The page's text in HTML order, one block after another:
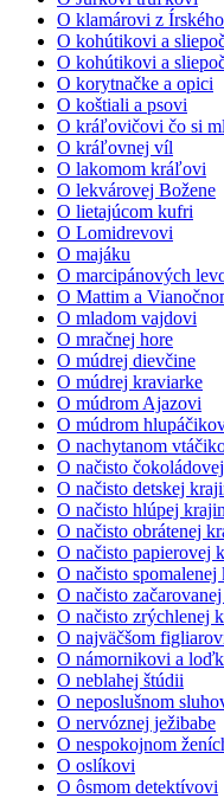
O klamárovi z
O kohútikovi a
O kohútikovi a
O korytnačke a opici
O koštiali a psovi
O kráľovičovi čo si
O kráľovnej víl
O lakomom kráľovi
O lekvárovej Božene
O lietajúcom kufri
O Lomidrevovi
O majáku
O marcipánových
O Mattim a
O mladom vajdovi
O mračnej hore
O múdrej dievčine
O múdrej kraviarke
O múdrom Ajazovi
O múdrom
O nachytanom
O načisto
O načisto detskej
O načisto hlúpej
O načisto obrátenej
O načisto papierovej
O načisto spomalenej
O načisto
O načisto zrýchlenej
O najväčšom
O námornikovi a
O neblahej štúdii
O neposlušnom
O nervóznej ježibabe
O nespokojnom
O oslíkovi
O ôsmom detektívovi